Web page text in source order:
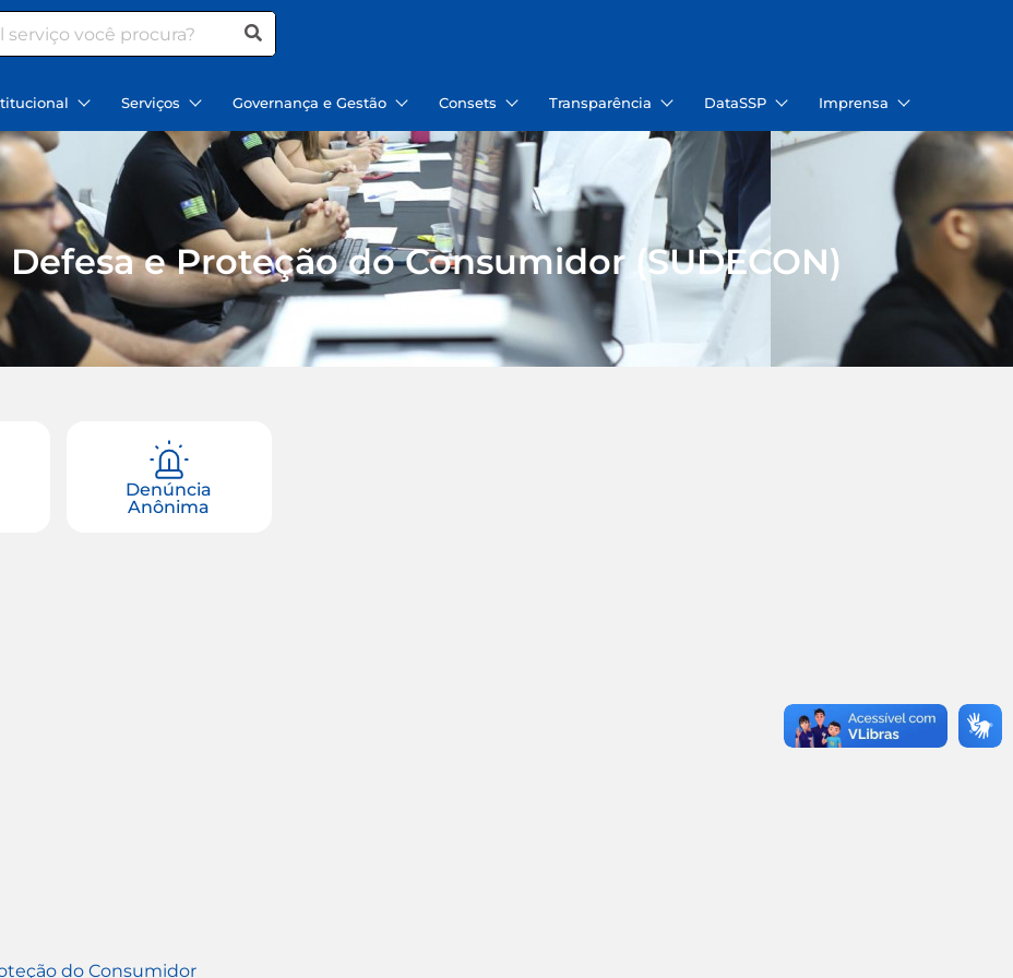
Serviços Governança e Gestão Consets Transparência DataSSP Imprensa
e Proteção do Consumidor (SUDECON)
Denúncia
Anônima
do Consumidor